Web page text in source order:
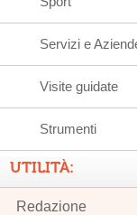
Servizi e
Visite guidate
Strumenti
UTILITÀ:
Redazione